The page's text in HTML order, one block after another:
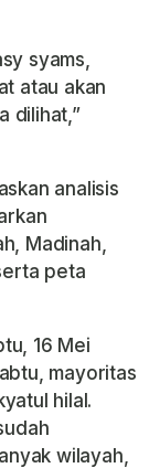
syams,
atau akan
dilihat,”
analisis
Madinah,
peta
16 Mei
mayoritas
hilal.
wilayah,